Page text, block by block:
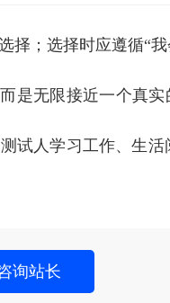
择；选择时应遵循“
是无限接近一个真
试人学习工作、生